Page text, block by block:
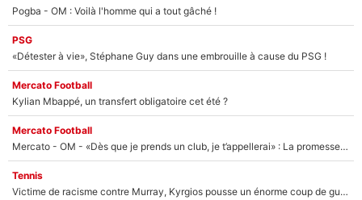
Pogba - OM : Voilà l'homme qui a tout gâché !
PSG
«Détester à vie», Stéphane Guy dans une embrouille à cause du PSG !
Mercato Football
Kylian Mbappé, un transfert obligatoire cet été ?
Mercato Football
Mercato - OM - «Dès que je prends un club, je t’appellerai» : La promesse de Marcelino au moment de claquer la porte
Tennis
Victime de racisme contre Murray, Kyrgios pousse un énorme coup de gueule !